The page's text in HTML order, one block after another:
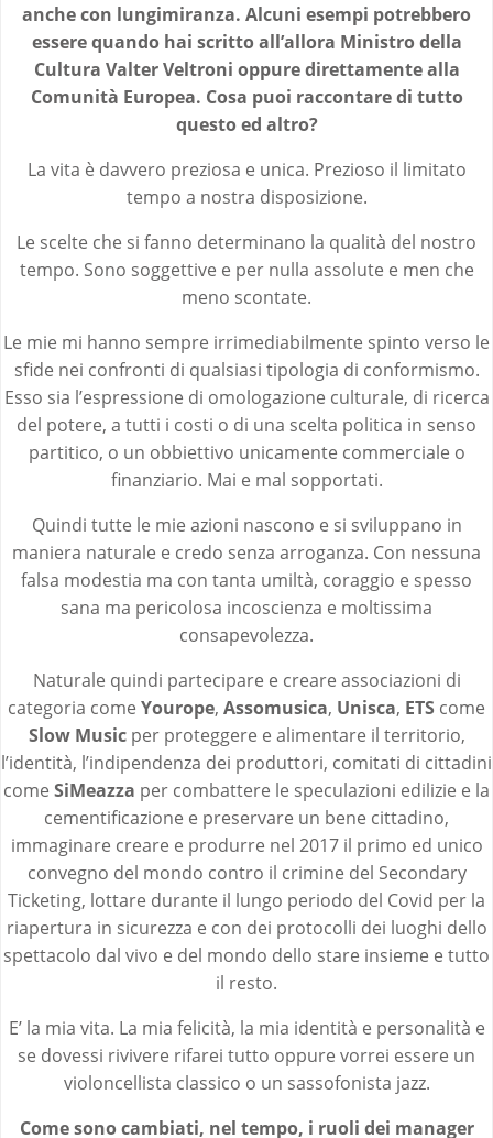
anche con lungimiranza. Alcuni esempi potrebbero
essere quando hai scritto all’allora Ministro della
Cultura Valter Veltroni oppure direttamente alla
Comunità Europea. Cosa puoi raccontare di tutto
questo ed altro?
La vita è davvero preziosa e unica. Prezioso il limitato
tempo a nostra disposizione.
Le scelte che si fanno determinano la qualità del nostro
tempo. Sono soggettive e per nulla assolute e men che
meno scontate.
Le mie mi hanno sempre irrimediabilmente spinto verso le
sfide nei confronti di qualsiasi tipologia di conformismo.
Esso sia l’espressione di omologazione culturale, di ricerca
del potere, a tutti i costi o di una scelta politica in senso
partitico, o un obbiettivo unicamente commerciale o
finanziario. Mai e mal sopportati.
Quindi tutte le mie azioni nascono e si sviluppano in
maniera naturale e credo senza arroganza. Con nessuna
falsa modestia ma con tanta umiltà, coraggio e spesso
sana ma pericolosa incoscienza e moltissima
consapevolezza.
Naturale quindi partecipare e creare associazioni di
categoria come Yourope, Assomusica, Unisca, ETS come
Slow Musicper proteggere e alimentare il territorio,
l’identità, l’indipendenza dei produttori, comitati di cittadini
come SiMeazza per combattere le speculazioni edilizie e la
cementificazione e preservare un bene cittadino,
immaginare creare e produrre nel 2017 il primo ed unico
convegno del mondo contro il crimine del Secondary
Ticketing, lottare durante il lungo periodo del Covid per la
riapertura in sicurezza e con dei protocolli dei luoghi dello
spettacolo dal vivo e del mondo dello stare insieme e tutto
il resto.
E’ la mia vita. La mia felicità, la mia identità e personalità e
se dovessi rivivere rifarei tutto oppure vorrei essere un
violoncellista classico o un sassofonista jazz.
Come sono cambiati, nel tempo, i ruoli dei manager